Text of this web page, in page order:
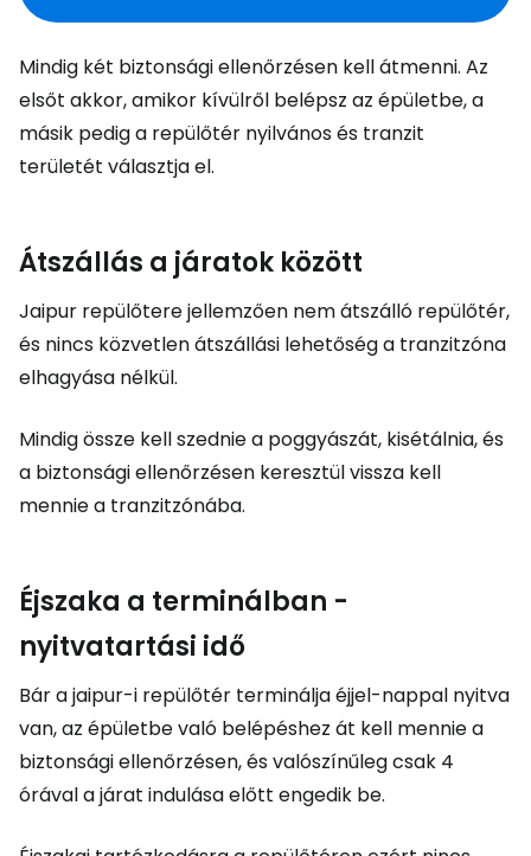
Mindig két biztonsági ellenőrzésen kell átmenni. Az
elsőt akkor, amikor kívülről belépsz az épületbe, a
másik pedig a repülőtér nyilvános és tranzit
területét választja el.
Átszállás a járatok között
Jaipur repülőtere jellemzően nem átszálló repülőtér,
és nincs közvetlen átszállási lehetőség a tranzitzóna
elhagyása nélkül.
Mindig össze kell szednie a poggyászát, kisétálnia, és
a biztonsági ellenőrzésen keresztül vissza kell
mennie a tranzitzónába.
Éjszaka a terminálban -
nyitvatartási idő
Bár a jaipur-i repülőtér terminálja éjjel-nappal nyitva
van, az épületbe való belépéshez át kell mennie a
biztonsági ellenőrzésen, és valószínűleg csak 4
órával a járat indulása előtt engedik be.